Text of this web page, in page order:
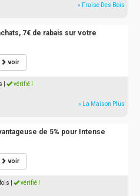
» Fraise Des Bois
7€ de rabais sur votre
voir
vérifié !
» La Maison Plus
de 5% pour Intense
voir
vérifié !